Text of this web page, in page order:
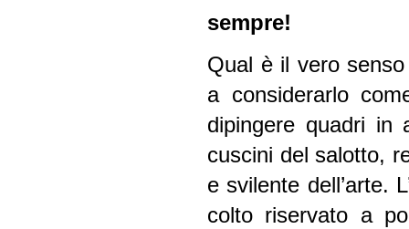
sempre!
Qual è il vero
a considerarlo
dipingere quadri in
cuscini del salotto,
e svilente dell’arte.
colto riservato a